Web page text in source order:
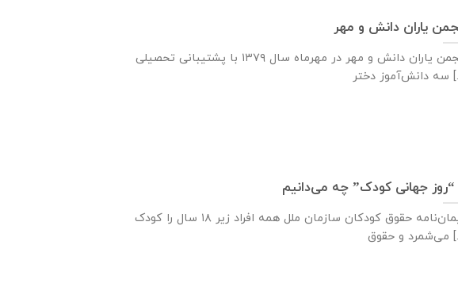
یاران دانش و مهر
انجمن یاران دانش و مهر در مهرماه سال ۱۳۷۹ با پشتیبانی تحصیلی
[...]
“روز جهانی کودک” چه می‌دانیم
پیمان‌نامه‌ حقوق کودکان سازمان ملل همه‌ افراد زیر ۱۸ سال را کودک
[...]